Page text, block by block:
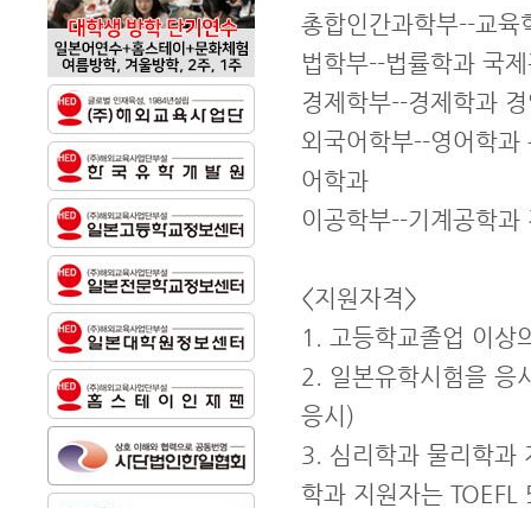
총합인간과학부--교육
법학부--법률학과 국
경제학부--경제학과
외국어학부--영어학과
어학과
이공학부--기계공학
<지원자격>
1. 고등학교졸업 이상
2. 일본유학시험을 응
응시)
3. 심리학과 물리학과
학과 지원자는